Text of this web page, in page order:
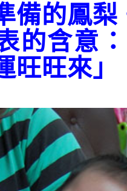
備的鳳梨
的含意
旺旺來」